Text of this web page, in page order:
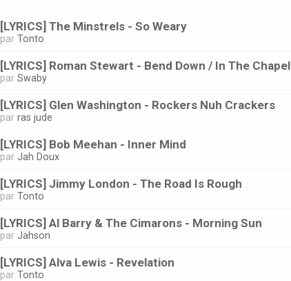
[LYRICS] The Minstrels - So Weary
parTonto
[LYRICS] Roman Stewart - Bend Down / In The Chapel
parSwaby
[LYRICS] Glen Washington - Rockers Nuh Crackers
parras jude
[LYRICS] Bob Meehan - Inner Mind
parJah Doux
[LYRICS] Jimmy London - The Road Is Rough
parTonto
[LYRICS] Al Barry & The Cimarons - Morning Sun
parJahson
[LYRICS] Alva Lewis - Revelation
parTonto